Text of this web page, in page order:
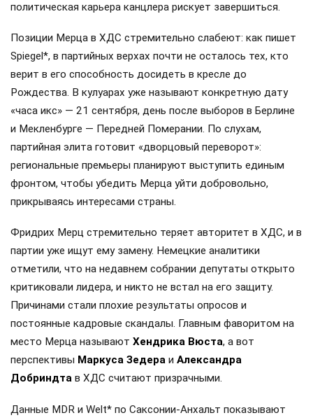
политическая карьера канцлера рискует завершиться.
Позиции Мерца в ХДС стремительно слабеют: как пишет
Spiegel*, в партийных верхах почти не осталось тех, кто
верит в его способность досидеть в кресле до
Рождества. В кулуарах уже называют конкретную дату
«часа икс» — 21 сентября, день после выборов в Берлине
и Мекленбурге — Передней Померании. По слухам,
партийная элита готовит «дворцовый переворот»:
региональные премьеры планируют выступить единым
фронтом, чтобы убедить Мерца уйти добровольно,
прикрываясь интересами страны.
Фридрих Мерц стремительно теряет авторитет в ХДС, и в
партии уже ищут ему замену. Немецкие аналитики
отметили, что на недавнем собрании депутаты открыто
критиковали лидера, и никто не встал на его защиту.
Причинами стали плохие результаты опросов и
постоянные кадровые скандалы. Главным фаворитом на
место Мерца называют Хендрика Вюста, а вот
перспективы Маркуса Зедера и Александра
Добриндта в ХДС считают призрачными.
Данные MDR и Welt* по Саксонии-Анхальт показывают